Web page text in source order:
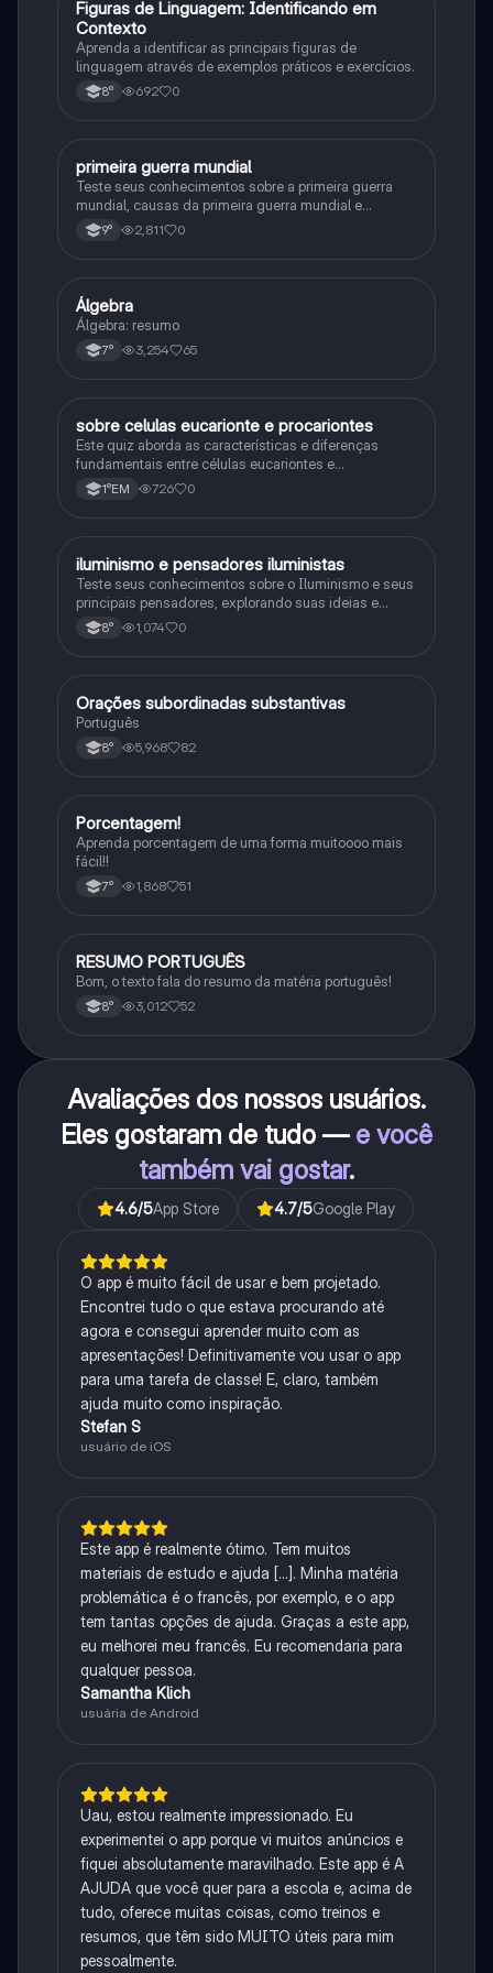
FPortuguês
Figuras de Linguagem: Identificando em
Contexto
Aprenda a identificar as principais figuras de
linguagem através de exemplos práticos e exercícios.
8° 692 0
História
primeira guerra mundial
Teste seus conhecimentos sobre a primeira guerra
mundial, causas da primeira guerra mundial e
consequências da Primeira Guerra Mundial, fases da
primeira guerra mundial
9° 2,811 0
Matematica
Álgebra
Álgebra: resumo
7° 3,254 65
Biologia
sobre celulas eucarionte e procariontes
Este quiz aborda as características e diferenças
fundamentais entre células eucariontes e
procariontes.
1°EM 726 0
História
iluminismo e pensadores iluministas
Teste seus conhecimentos sobre o Iluminismo e seus
principais pensadores, explorando suas ideias e
impacto histórico.
8° 1,074 0
Português
Orações subordinadas substantivas
Português
8° 5,968 82
Matematica
Porcentagem!
Aprenda porcentagem de uma forma muitoooo mais
fácil!!
7° 1,868 51
Português
RESUMO PORTUGUÊS
Bom, o texto fala do resumo da matéria português!
8° 3,012 52
Avaliações dos nossos usuários.
Eles gostaram de tudo — e você
também vai gostar.
4.6/5App Store 4.7/5Google Play
O app é muito fácil de usar e bem projetado.
Encontrei tudo o que estava procurando até
agora e consegui aprender muito com as
apresentações! Definitivamente vou usar o app
para uma tarefa de classe! E, claro, também
ajuda muito como inspiração.
Stefan S
usuário de iOS
Este app é realmente ótimo. Tem muitos
materiais de estudo e ajuda [...]. Minha matéria
problemática é o francês, por exemplo, e o app
tem tantas opções de ajuda. Graças a este app,
eu melhorei meu francês. Eu recomendaria para
qualquer pessoa.
Samantha Klich
usuária de Android
Uau, estou realmente impressionado. Eu
experimentei o app porque vi muitos anúncios e
fiquei absolutamente maravilhado. Este app é A
AJUDA que você quer para a escola e, acima de
tudo, oferece muitas coisas, como treinos e
resumos, que têm sido MUITO úteis para mim
pessoalmente.